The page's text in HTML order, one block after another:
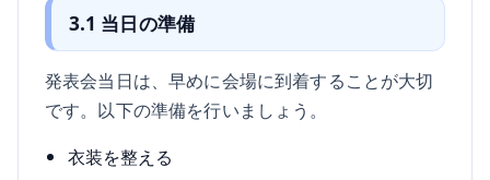
3.1 当日の準備
発表会当日は、早めに会場に到着することが大切
です。以下の準備を行いましょう。
衣装を整える